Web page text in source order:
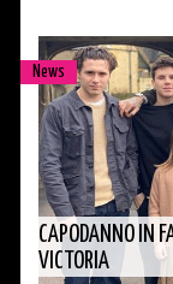
News
CAPODANNO IN
VICTORIA